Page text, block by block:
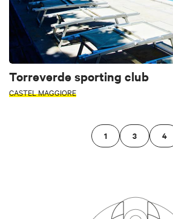
Torreverde sporting club
CASTEL MAGGIORE
1 3 4